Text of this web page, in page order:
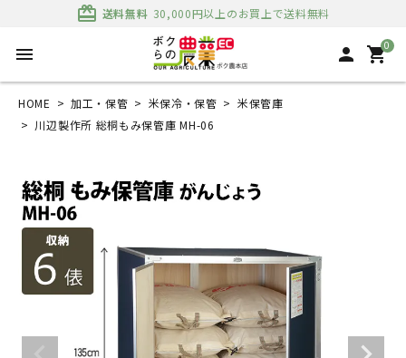
card_giftcard 送料無料 30,000円以上のお買上で送料無料
menu person 0
shopping_cart
HOME 加工・保管 米保冷・保管
米保管庫
川辺製作所 総桐もみ保管庫 MH-06